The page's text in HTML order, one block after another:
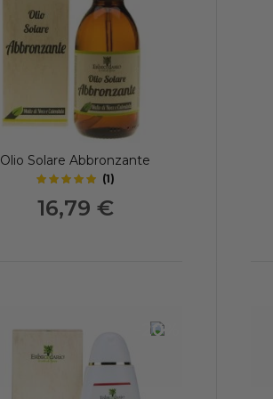
Olio Solare Abbronzante
(1)
16,79 €
-20%